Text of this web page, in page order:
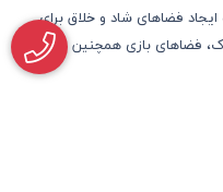
امروز با هدف ایجاد فضاهای شاد و خلاق برای
فضاهای بازی همچنین فرو